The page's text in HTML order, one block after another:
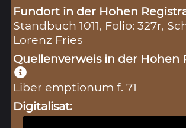
Fundort in der Hohen
Standbuch 1011, Folio: 327r,
Lorenz Fries
Quellenverweis in der Hohen
Liber emptionum f. 71
Digitalisat: